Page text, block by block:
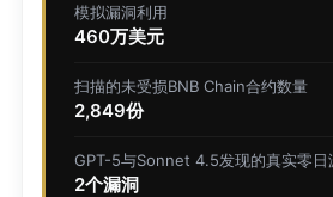
模拟漏洞利用
460万美元
扫描的未受损BNB Chain合约数量
2,849份
GPT-5与Sonnet 4.5发现的真实零日
2个漏洞